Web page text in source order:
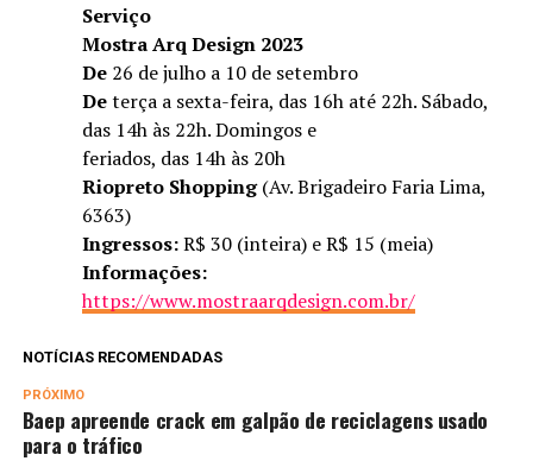
Serviço
Mostra Arq Design 2023
De26 de julho a 10 de setembro
Deterça a sexta-feira, das 16h até 22h. Sábado,
das 14h às 22h. Domingos e
feriados, das 14h às 20h
Riopreto Shopping(Av. Brigadeiro Faria Lima,
6363)
Ingressos:R$ 30 (inteira) e R$ 15 (meia)
Informações:
https://www.mostraarqdesign.com.br/
NOTÍCIAS RECOMENDADAS
PRÓXIMO
Baep apreende crack em galpão de reciclagens usado
para o tráfico